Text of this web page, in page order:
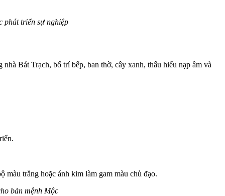
phát triển sự nghiệp
Bát Trạch, bố trí bếp, ban thờ, cây xanh, thấu hiểu nạp âm và
trắng hoặc ánh kim làm gam màu chủ đạo.
bản mệnh Mộc